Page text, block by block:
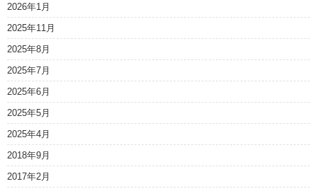
2026年1月
2025年11月
2025年8月
2025年7月
2025年6月
2025年5月
2025年4月
2018年9月
2017年2月